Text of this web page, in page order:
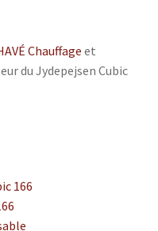
Chauffage et
du Jydepejsen Cubic
166